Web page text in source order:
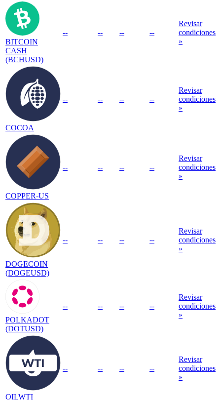
BITCOIN
CASH
(BCHUSD)
-- -- -- --
Revisar
condiciones
»
COCOA
-- -- -- --
Revisar
condiciones
»
COPPER-US
-- -- -- --
Revisar
condiciones
»
DOGECOIN
(DOGEUSD)
-- -- -- --
Revisar
condiciones
»
POLKADOT
(DOTUSD)
-- -- -- --
Revisar
condiciones
»
OILWTI
-- -- -- --
Revisar
condiciones
»